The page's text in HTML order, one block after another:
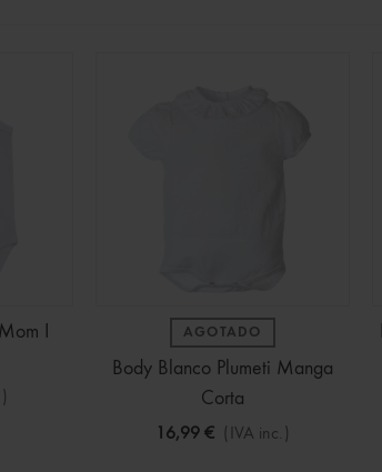
I
AGOTADO
Body Blanco Plumeti Manga
Corta
16,99 € (IVA inc.)